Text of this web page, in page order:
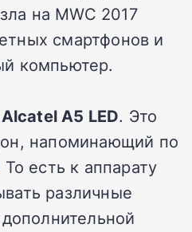
на MWC 2017
смартфонов и
компьютер.
Alcatel A5 LED. Это
напоминающий по
То есть к аппарату
различные